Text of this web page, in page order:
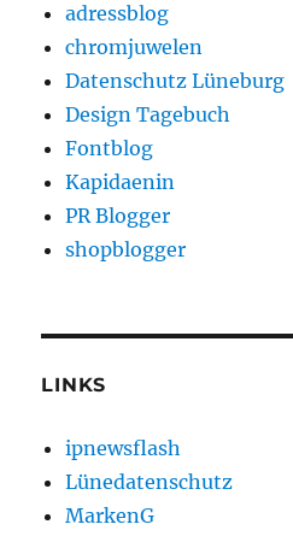
adressblog
chromjuwelen
Datenschutz Lüneburg
Design Tagebuch
Fontblog
Kapidaenin
PR Blogger
shopblogger
LINKS
ipnewsflash
Lünedatenschutz
MarkenG